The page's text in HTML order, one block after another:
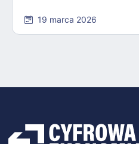
19 marca 2026